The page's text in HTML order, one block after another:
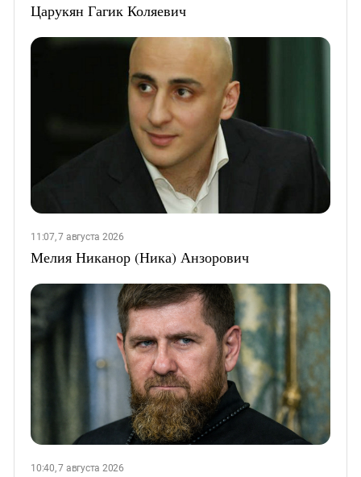
Царукян Гагик Коляевич
11:07, 7 августа 2026
Мелия Никанор (Ника) Анзорович
10:40, 7 августа 2026